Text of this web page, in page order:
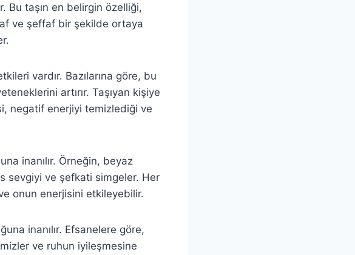
Bu taşın en belirgin özelliği,
ve şeffaf bir şekilde ortaya
vardır. Bazılarına göre, bu
artırır. Taşıyan kişiye
negatif enerjiyi temizlediği ve
inanılır. Örneğin, beyaz
sevgiyi ve şefkati simgeler. Her
onun enerjisini etkileyebilir.
inanılır. Efsanelere göre,
ve ruhun iyileşmesine